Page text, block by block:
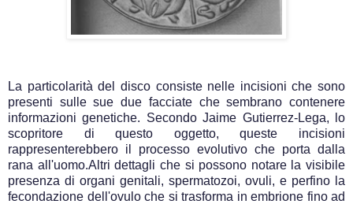
La particolarità del disco consiste nelle incisioni che sono
presenti sulle sue due facciate che sembrano contenere
informazioni genetiche. Secondo Jaime Gutierrez-Lega, lo
scopritore di questo oggetto, queste incisioni
rappresenterebbero il processo evolutivo che porta dalla
rana all'uomo.Altri dettagli che si possono notare la visibile
presenza di organi genitali, spermatozoi, ovuli, e perfino la
fecondazione dell'ovulo che si trasforma in embrione fino ad